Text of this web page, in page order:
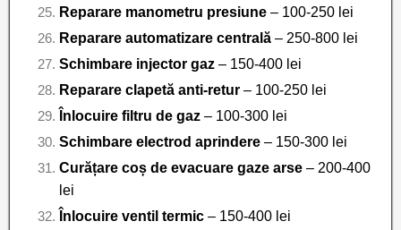
Reparare manometru presiune – 100-250 lei
Reparare automatizare centrală – 250-800 lei
Schimbare injector gaz – 150-400 lei
Reparare clapetă anti-retur – 100-250 lei
Înlocuire filtru de gaz – 100-300 lei
Schimbare electrod aprindere – 150-300 lei
Curățare coș de evacuare gaze arse – 200-400
lei
Înlocuire ventil termic – 150-400 lei